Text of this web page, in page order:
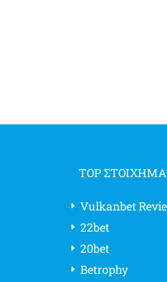
TOP
Vulkanbet
22bet
20bet
Betrophy